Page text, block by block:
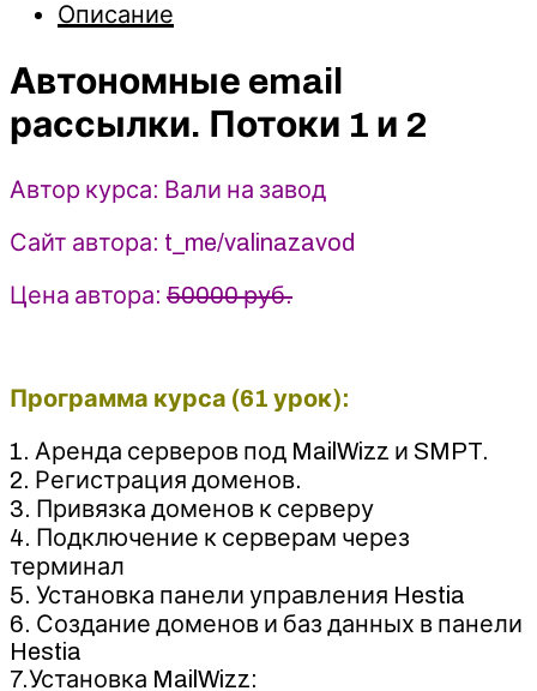
рассылки.
1
и
2
Вали
завод
Описание
Автономные email
рассылки. Потоки 1 и 2
Автор курса: Вали на завод
Сайт автора: t_me/valinazavod
Цена автора: 50000 руб.
Программа курса (61 урок):
1. Аренда серверов под MailWizz и SMPT.
2. Регистрация доменов.
3. Привязка доменов к серверу
4. Подключение к серверам через
терминал
5. Установка панели управления Hestia
6. Создание доменов и баз данных в панели
Hestia
7.Установка MailWizz: